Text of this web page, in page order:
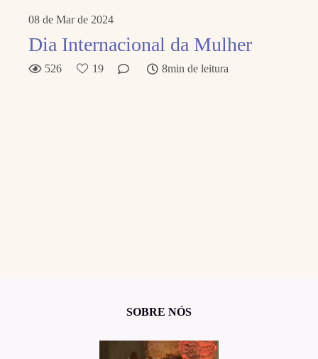
08 de Mar de 2024
Dia Internacional da Mulher
526 19 8min de leitura
SOBRE NÓS